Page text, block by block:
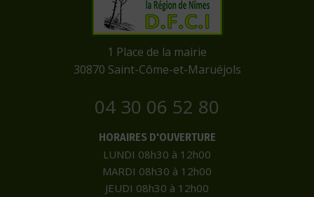
​1 Place de la mairie
​30870 Saint-Côme-et-Maruéjols
04 30 06 52 80
HORAIRES D'OUVERTURE
LUNDI 08h30 à 12h00
MARDI 08h30 à 12h00
JEUDI 08h30 à 12h00